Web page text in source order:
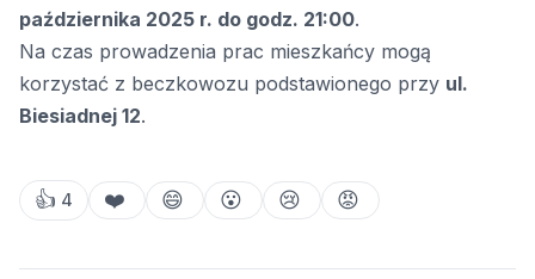
października 2025 r. do godz. 21:00.
Na czas prowadzenia prac mieszkańcy mogą
korzystać z beczkowozu podstawionego przy ul.
Biesiadnej 12.
👍 4 ❤️ 😄 😮 😢 😡